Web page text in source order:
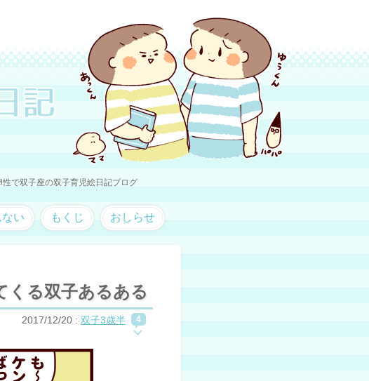
性で双子座の双子育児絵日記ブログ
ない もくじ おしらせ
くる双子あるある
2017/12/20 : 双子3歳半 4